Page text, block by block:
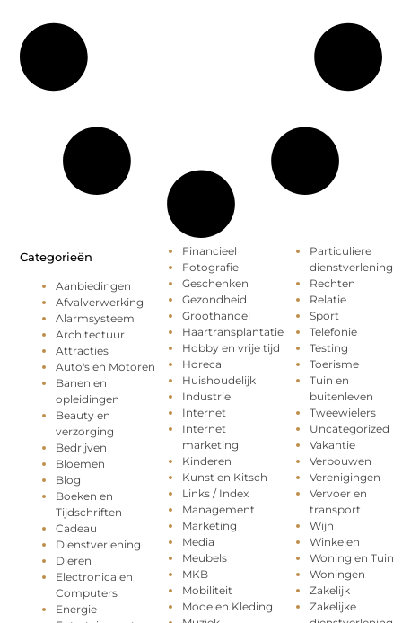
Categorieën
Aanbiedingen
Afvalverwerking
Alarmsysteem
Architectuur
Attracties
Auto's en Motoren
Banen en
opleidingen
Beauty en
verzorging
Bedrijven
Bloemen
Blog
Boeken en
Tijdschriften
Cadeau
Dienstverlening
Dieren
Electronica en
Computers
Energie
Financieel
Fotografie
Geschenken
Gezondheid
Groothandel
Haartransplantatie
Hobby en vrije tijd
Horeca
Huishoudelijk
Industrie
Internet
Internet
marketing
Kinderen
Kunst en Kitsch
Links / Index
Management
Marketing
Media
Meubels
MKB
Mobiliteit
Mode en Kleding
Particuliere
dienstverlening
Rechten
Relatie
Sport
Telefonie
Testing
Toerisme
Tuin en
buitenleven
Tweewielers
Uncategorized
Vakantie
Verbouwen
Verenigingen
Vervoer en
transport
Wijn
Winkelen
Woning en Tuin
Woningen
Zakelijk
Zakelijke